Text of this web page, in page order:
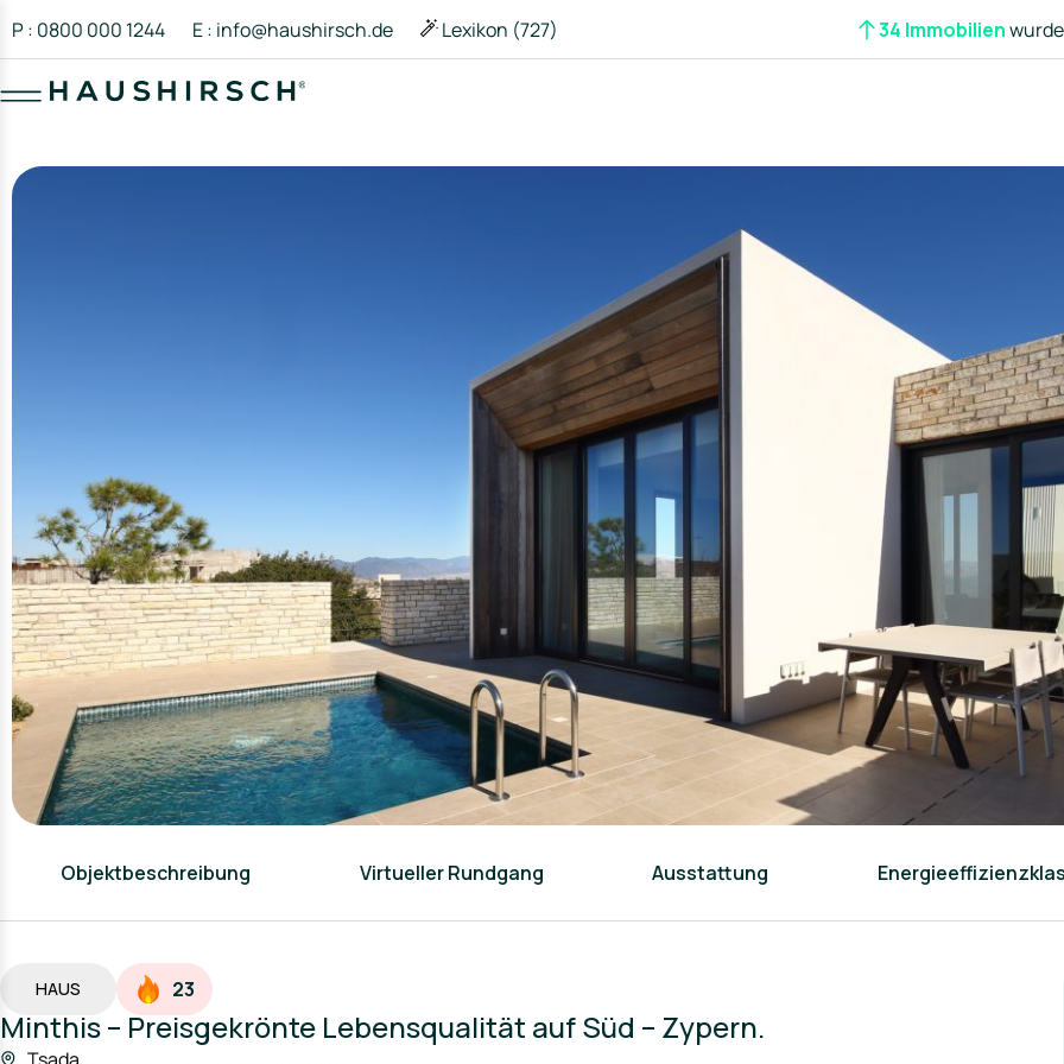
P : 0800 000 1244 E : info@haushirsch.de Lexikon (727) 34 Immobilien
Objektbeschreibung Virtueller Rundgang Ausstattung
HAUS 23
Minthis – Preisgekrönte Lebensqualität auf Süd – Zypern.